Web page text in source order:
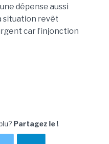
dépense aussi
situation revêt
car l’injonction
Partagez le !